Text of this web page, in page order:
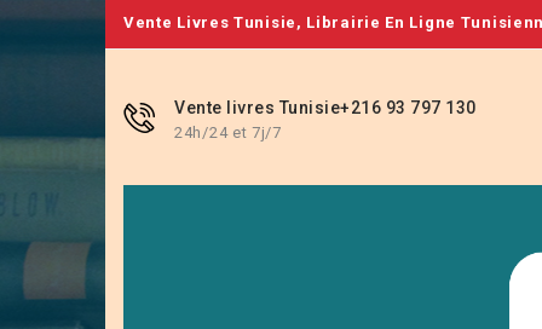
Vente Livres Tunisie, Librairie En Ligne
Vente livres Tunisie+216 93 797 130
24h/24 et 7j/7